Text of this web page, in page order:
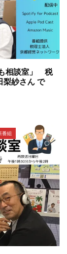
相談室」 税
紗さん で
番組